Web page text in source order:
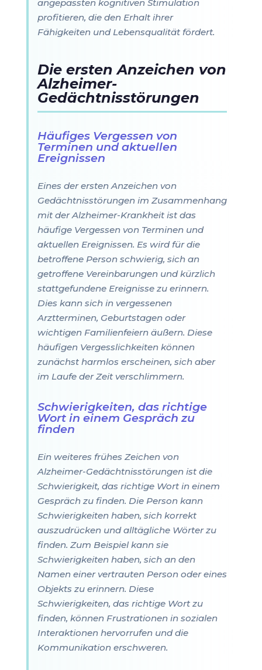
angepassten kognitiven Stimulation
profitieren, die den Erhalt ihrer
Fähigkeiten und Lebensqualität fördert.
Die ersten Anzeichen von
Alzheimer-
Gedächtnisstörungen
Häufiges Vergessen von
Terminen und aktuellen
Ereignissen
Eines der ersten Anzeichen von
Gedächtnisstörungen im Zusammenhang
mit der Alzheimer-Krankheit ist das
häufige Vergessen von Terminen und
aktuellen Ereignissen. Es wird für die
betroffene Person schwierig, sich an
getroffene Vereinbarungen und kürzlich
stattgefundene Ereignisse zu erinnern.
Dies kann sich in vergessenen
Arztterminen, Geburtstagen oder
wichtigen Familienfeiern äußern. Diese
häufigen Vergesslichkeiten können
zunächst harmlos erscheinen, sich aber
im Laufe der Zeit verschlimmern.
Schwierigkeiten, das richtige
Wort in einem Gespräch zu
finden
Ein weiteres frühes Zeichen von
Alzheimer-Gedächtnisstörungen ist die
Schwierigkeit, das richtige Wort in einem
Gespräch zu finden. Die Person kann
Schwierigkeiten haben, sich korrekt
auszudrücken und alltägliche Wörter zu
finden. Zum Beispiel kann sie
Schwierigkeiten haben, sich an den
Namen einer vertrauten Person oder eines
Objekts zu erinnern. Diese
Schwierigkeiten, das richtige Wort zu
finden, können Frustrationen in sozialen
Interaktionen hervorrufen und die
Kommunikation erschweren.